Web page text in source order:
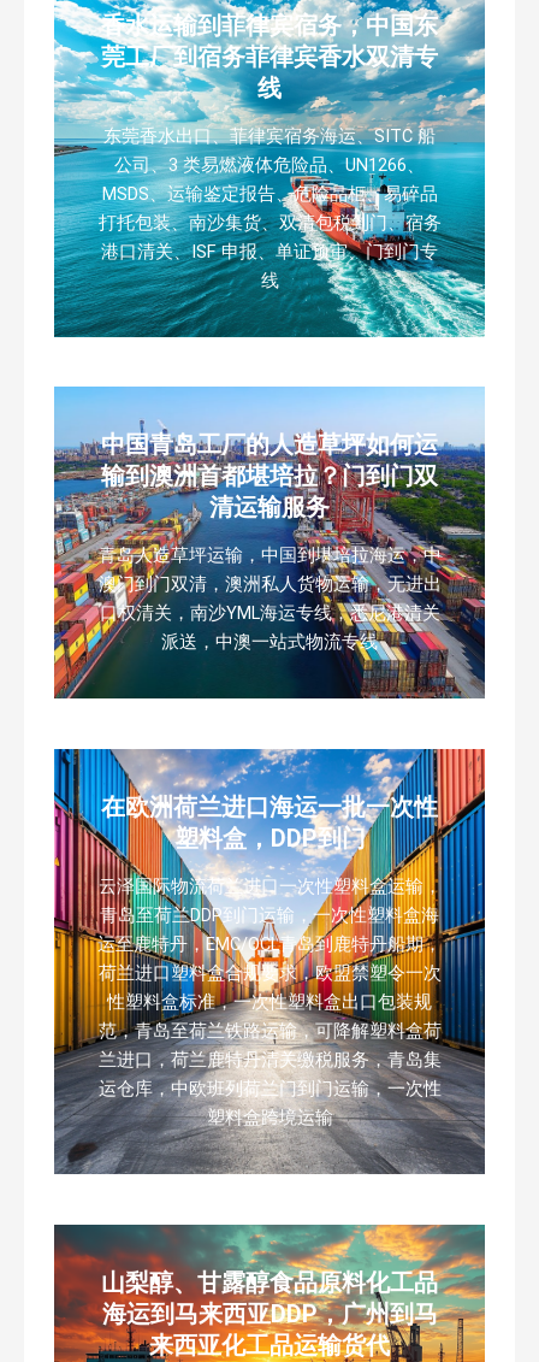
香水运输到菲律宾宿务，中国东
莞工厂到宿务菲律宾香水双清专
线
东莞香水出口、菲律宾宿务海运、SITC 船
公司、3 类易燃液体危险品、UN1266、
MSDS、运输鉴定报告、危险品柜、易碎品
打托包装、南沙集货、双清包税到门、宿务
港口清关、ISF 申报、单证预审、门到门专
线
中国青岛工厂的人造草坪如何运
输到澳洲首都堪培拉？门到门双
清运输服务
青岛人造草坪运输，中国到堪培拉海运，中
澳门到门双清，澳洲私人货物运输，无进出
口权清关，南沙YML海运专线，悉尼港清关
派送，中澳一站式物流专线
在欧洲荷兰进口海运一批一次性
塑料盒，DDP到门
云泽国际物流荷兰进口一次性塑料盒运输，
青岛至荷兰DDP到门运输，一次性塑料盒海
运至鹿特丹，EMC/OCL青岛到鹿特丹船期，
荷兰进口塑料盒合规要求，欧盟禁塑令一次
性塑料盒标准，一次性塑料盒出口包装规
范，青岛至荷兰铁路运输，可降解塑料盒荷
兰进口，荷兰鹿特丹清关缴税服务，青岛集
运仓库，中欧班列荷兰门到门运输，一次性
塑料盒跨境运输
山梨醇、甘露醇食品原料化工品
海运到马来西亚DDP，广州到马
来西亚化工品运输货代